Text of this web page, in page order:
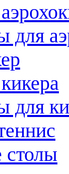
для
для
столы